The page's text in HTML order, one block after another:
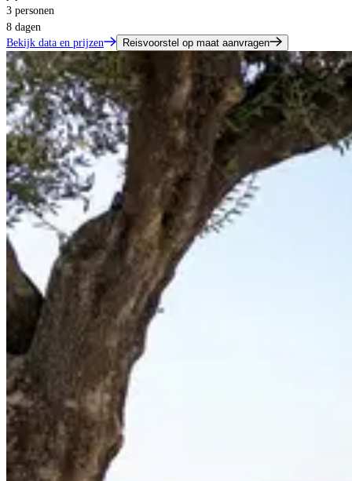
3 personen
8 dagen
Bekijk data en prijzen
Reisvoorstel op maat aanvragen